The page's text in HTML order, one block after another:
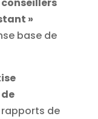
»
base de
de